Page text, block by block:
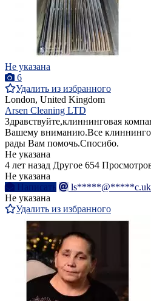
Не указана
6
Удалить из избранного
London, United Kingdom
Arsen Cleaning LTD
Здравствуйте,клиннинговая
Вашему вниманию.Все
рады Вам помочь.Спосибо.
Не указана
4 лет назад Другое 654
Не указана
Написать
ls*****@*****c.uk
Не указана
Удалить из избранного